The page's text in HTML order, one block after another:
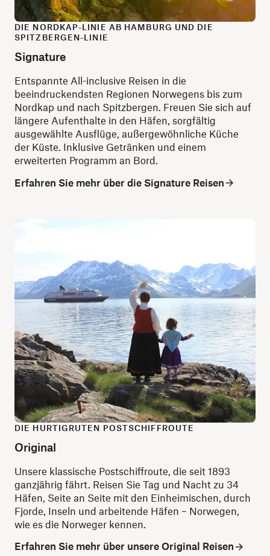
DIE NORDKAP-LINIE AB HAMBURG UND DIE
SPITZBERGEN-LINIE
Signature
Entspannte All-inclusive Reisen in die
beeindruckendsten Regionen Norwegens bis zum
Nordkap und nach Spitzbergen. Freuen Sie sich auf
längere Aufenthalte in den Häfen, sorgfältig
ausgewählte Ausflüge, außergewöhnliche Küche
der Küste. Inklusive Getränken und einem
erweiterten Programm an Bord.
Erfahren Sie mehr über die Signature Reisen
DIE HURTIGRUTEN POSTSCHIFFROUTE
Original
Unsere klassische Postschiffroute, die seit 1893
ganzjährig fährt. Reisen Sie Tag und Nacht zu 34
Häfen, Seite an Seite mit den Einheimischen, durch
Fjorde, Inseln und arbeitende Häfen – Norwegen,
wie es die Norweger kennen.
Erfahren Sie mehr über unsere Original Reisen